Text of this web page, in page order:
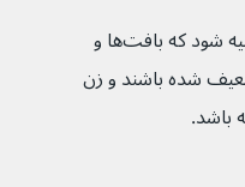
این روش ممکن است زمانی توصیه شود که بافت‌ها و
شده باشند و زن